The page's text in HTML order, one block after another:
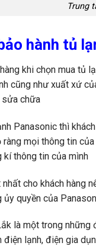
Trung
hành tủ
khi chọn mua tủ
cũng như xuất xứ
chữa
Panasonic thì
ràng mọi thông tin
kí thông tin của mình
cho khách hàng
ủy quyền của
là một trong những
điện lạnh, điện gia